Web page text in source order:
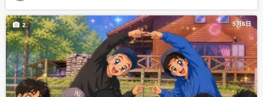
5月6日
2